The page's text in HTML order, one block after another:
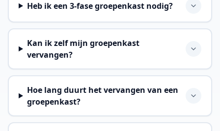
Heb ik een 3-fase groepenkast nodig?
Kan ik zelf mijn groepenkast
vervangen?
Hoe lang duurt het vervangen van een
groepenkast?